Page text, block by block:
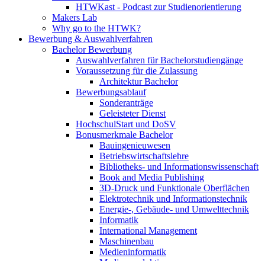
HTWKast - Podcast zur Studienorientierung
Makers Lab
Why go to the HTWK?
Bewerbung & Auswahlverfahren
Bachelor Bewerbung
Auswahlverfahren für Bachelorstudiengänge
Voraussetzung für die Zulassung
Architektur Bachelor
Bewerbungsablauf
Sonderanträge
Geleisteter Dienst
HochschulStart und DoSV
Bonusmerkmale Bachelor
Bauingenieuwesen
Betriebswirtschaftslehre
Bibliotheks- und Informationswissenschaft
Book and Media Publishing
3D-Druck und Funktionale Oberflächen
Elektrotechnik und Informationstechnik
Energie-, Gebäude- und Umwelttechnik
Informatik
International Management
Maschinenbau
Medieninformatik